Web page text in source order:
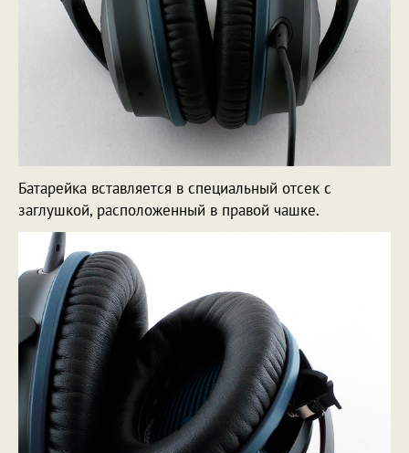
Батарейка вставляется в специальный отсек с
заглушкой, расположенный в правой чашке.